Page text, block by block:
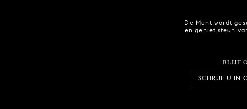
De Munt wordt
en geniet steun
BLIJF
SCHRIJF U IN